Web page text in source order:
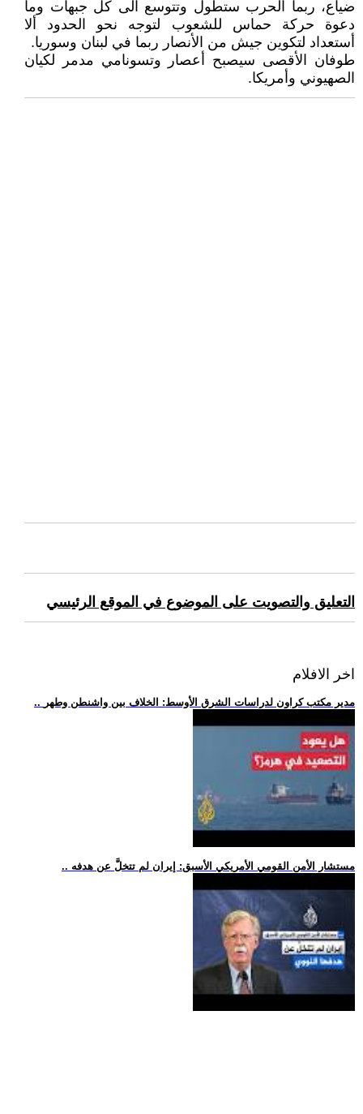
ضياع، ربما الحرب ستطول وتتوسع الى كل جبهات وما
دعوة حركة حماس للشعوب لتوجه نحو الحدود ألا
أستعداد لتكوين جيش من الأنصار ربما في لبنان وسوريا.
طوفان الأقصى سيصبح أعصار وتسونامي مدمر لكيان
الصهيوني وأمريكا.
التعليق والتصويت على الموضوع في الموقع الرئيسي
اخر الافلام
.. مدير مكتب كراون لدراسات الشرق الأوسط: الخلاف بين واشنطن وطهر
.. مستشار الأمن القومي الأمريكي الأسبق: إيران لم تتخلَّ عن هدفه